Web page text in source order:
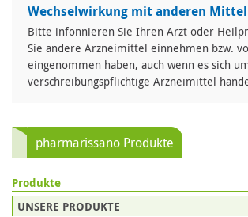
Wechselwirkung mit anderen
Bitte infonnieren Sie Ihren Arzt oder
Sie andere Arzneimittel einnehmen bzw.
eingenommen haben, auch wenn es sich
verschreibungspflichtige Arzneimittel
pharmarissano Produkte
Produkte
UNSERE PRODUKTE